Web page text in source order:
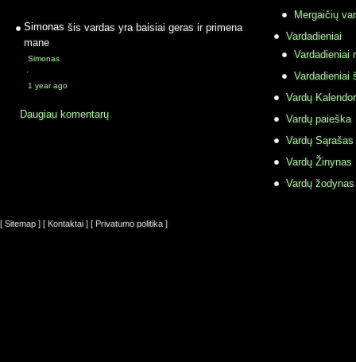
Simonas šis vardas yra baisiai geras ir primena
mane
Simonas
·
1 year ago
Daugiau komentarų
Mergaičių
Vardadieniai
Vardadieniai
Vardadieniai
Vardų
Vardų paieška
Vardų Sąrašas
Vardų Žinynas
Vardų
[ Sitemap ] [ Kontaktai ] [ Privatumo politika ]